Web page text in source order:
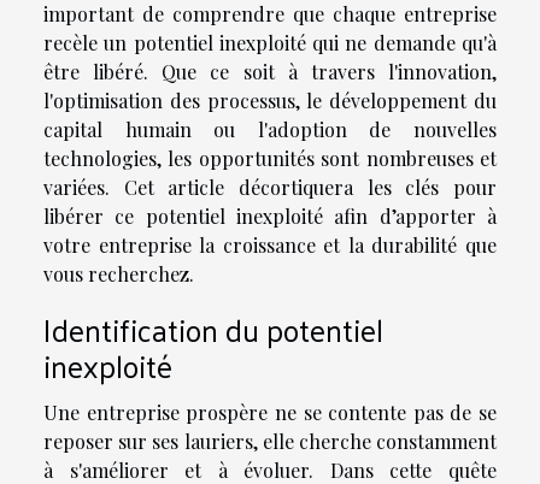
important de comprendre que chaque entreprise
recèle un potentiel inexploité qui ne demande qu'à
être libéré. Que ce soit à travers l'innovation,
l'optimisation des processus, le développement du
capital humain ou l'adoption de nouvelles
technologies, les opportunités sont nombreuses et
variées. Cet article décortiquera les clés pour
libérer ce potentiel inexploité afin d’apporter à
votre entreprise la croissance et la durabilité que
vous recherchez.
Identification du potentiel
inexploité
Une entreprise prospère ne se contente pas de se
reposer sur ses lauriers, elle cherche constamment
à s'améliorer et à évoluer. Dans cette quête